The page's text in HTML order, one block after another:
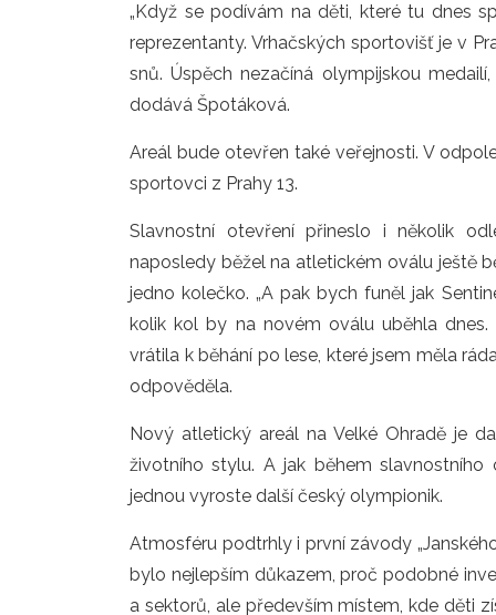
„Když se podívám na děti, které tu dnes
reprezentanty. Vrhačských sportovišť je v
snů. Úspěch nezačíná olympijskou
dodává Špotáková.
Areál bude otevřen také veřejnosti. V
sportovci z Prahy 13.
Slavnostní otevření přineslo i několik
naposledy běžel na atletickém oválu ještě
jedno kolečko. „A pak bych funěl jak
kolik kol by na novém oválu uběhla dnes.
vrátila k běhání po lese, které jsem měla
odpověděla.
Nový atletický areál na Velké Ohradě je
životního stylu. A jak během
jednou vyroste další český olympionik.
Atmosféru podtrhly i první závody
bylo nejlepším důkazem, proč podobné
a sektorů, ale především místem, kde děti